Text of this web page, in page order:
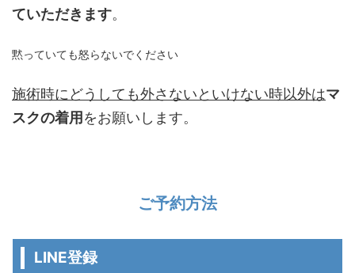
ていただきます。
黙っていても怒らないでください
施術時にどうしても外さないといけない時以外はマ
スクの着用 をお願いします。
ご予約方法
LINE登録